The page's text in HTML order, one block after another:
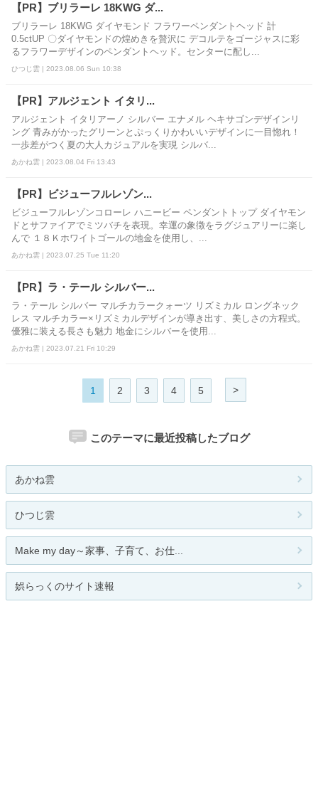
【PR】ブリラーレ 18KWG ダ...
ブリラーレ 18KWG ダイヤモンド フラワーペンダントヘッド 計
0.5ctUP 〇ダイヤモンドの煌めきを贅沢に デコルテをゴージャスに彩
るフラワーデザインのペンダントヘッド。センターに配し...
ひつじ雲 | 2023.08.06 Sun 10:38
【PR】アルジェント イタリ...
アルジェント イタリアーノ シルバー エナメル ヘキサゴンデザインリ
ング 青みがかったグリーンとぷっくりかわいいデザインに一目惚れ！
一歩差がつく夏の大人カジュアルを実現 シルバ...
あかね雲 | 2023.08.04 Fri 13:43
【PR】ビジューフルレゾン...
ビジューフルレゾンコローレ ハニービー ペンダントトップ ダイヤモン
ドとサファイアでミツバチを表現。幸運の象徴をラグジュアリーに楽し
んで １８Ｋホワイトゴールの地金を使用し、...
あかね雲 | 2023.07.25 Tue 11:20
【PR】ラ・テール シルバー...
ラ・テール シルバー マルチカラークォーツ リズミカル ロングネック
レス マルチカラー×リズミカルデザインが導き出す、美しさの方程式。
優雅に装える長さも魅力 地金にシルバーを使用...
あかね雲 | 2023.07.21 Fri 10:29
1 2 3 4 5 >
このテーマに最近投稿したブログ
あかね雲
ひつじ雲
Make my day～家事、子育て、お仕...
娯らっくのサイト速報